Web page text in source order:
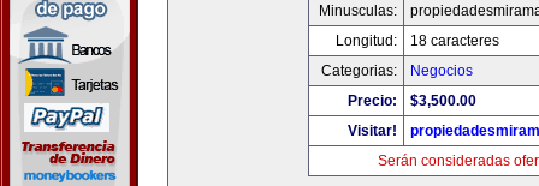
Minusculas:
Longitud:
18 caracteres
Categorias:
Negocios
Precio:
$3,500.00
Visitar!
Serán consideradas